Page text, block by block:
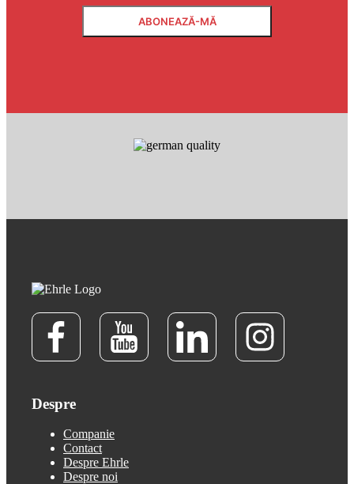
Despre
Companie
Contact
Despre Ehrle
Despre noi